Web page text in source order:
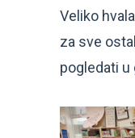
Veliko
za sve
pogledati u